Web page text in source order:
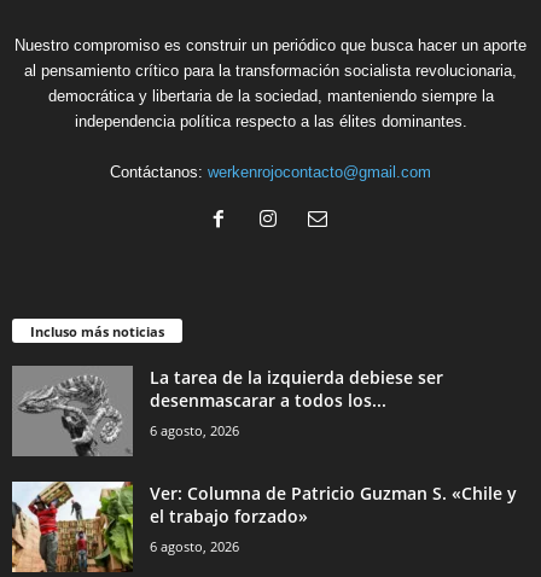
Nuestro compromiso es construir un periódico que busca hacer un aporte
al pensamiento crítico para la transformación socialista revolucionaria,
democrática y libertaria de la sociedad, manteniendo siempre la
independencia política respecto a las élites dominantes.
Contáctanos: werkenrojocontacto@gmail.com
Incluso más noticias
La tarea de la izquierda debiese ser
desenmascarar a todos los...
6 agosto, 2026
Ver: Columna de Patricio Guzman S. «Chile y
el trabajo forzado»
6 agosto, 2026